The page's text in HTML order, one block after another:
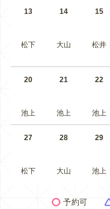
13
松下
14
大山
15
松井
20
池上
21
池上
22
池上
27
松下
28
大山
29
池上
予約可